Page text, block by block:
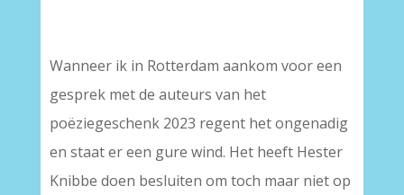
Wanneer ik in Rotterdam aankom voor een
gesprek met de auteurs van het
poëziegeschenk 2023 regent het ongenadig
en staat er een gure wind. Het heeft Hester
Knibbe doen besluiten om toch maar niet op